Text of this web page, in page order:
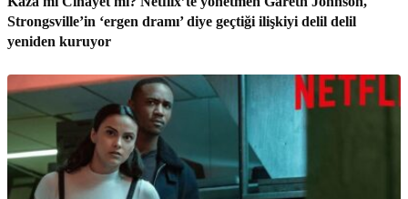
Strongsville’in ‘ergen dramı’ diye geçtiği ilişkiyi delil delil
yeniden kuruyor